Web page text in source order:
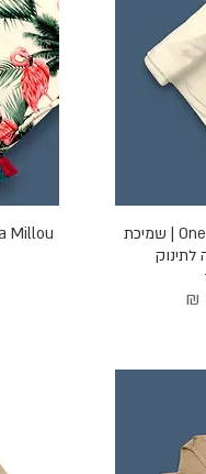
One Size | Carter's | שמיכת
לתינוק